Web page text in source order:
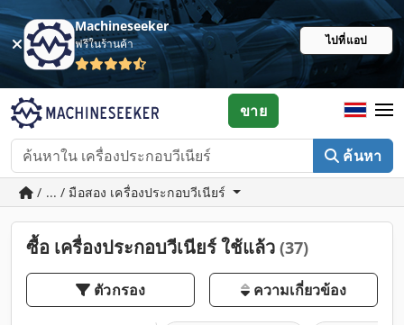
Machineseeker
ฟรีในร้านค้า ไปที่แอป
ค้นหา
ขาย
/ ... / มือสอง เครื่องประกอบวีเนียร์
ซื้อ เครื่องประกอบวีเนียร์ ใช้แล้ว (37)
ตัวกรอง ความเกี่ยวข้อง